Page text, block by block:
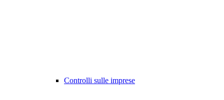
Controlli sulle imprese